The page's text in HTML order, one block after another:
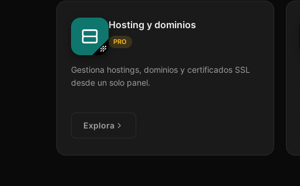
Hosting y dominios
PRO
Gestiona hostings, dominios y certificados SSL
desde un solo panel.
Explora